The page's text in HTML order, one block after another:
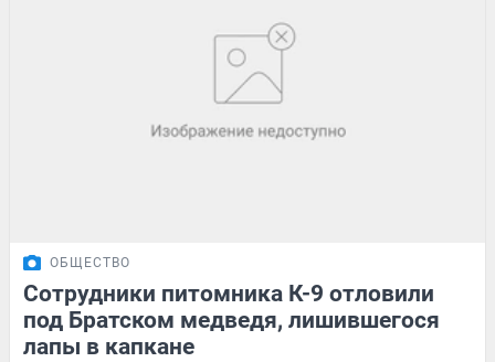
ОБЩЕСТВО
Сотрудники питомника К-9 отловили
под Братском медведя, лишившегося
лапы в капкане